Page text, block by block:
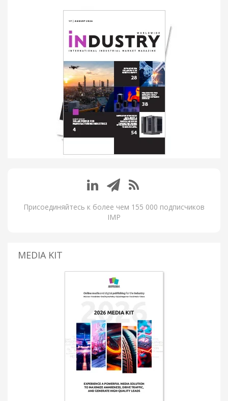
Присоединяйтесь к более чем 155 000 подписчиков
IMP
MEDIA KIT